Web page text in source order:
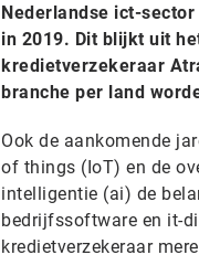
Nederlandse ict-
in 2019. Dit blijkt uit
kredietverzekeraar
branche per land
Ook de aankomende
of things (IoT) en de
intelligentie (ai) de
bedrijfssoftware en it-
kredietverzekeraar